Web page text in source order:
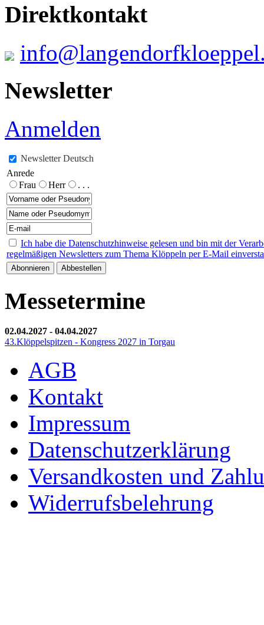
Direktkontakt
Newsletter
Anmelden
Newsletter Deutsch
Anrede
Frau
Herr . . .
Ich habe die Datenschutzhinweise gelesen und bin mit der
regelmäßigen Newsletters zum Thema Klöppeln per E-Mail
Messetermine
02.04.2027 - 04.04.2027
43.Klöppelspitzen - Kongress 2027 in Torgau
AGB
Kontakt
Impressum
Datenschutzerklärung
Versandkosten und
Widerrufsbelehrung